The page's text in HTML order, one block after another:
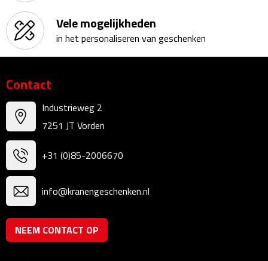
Opbergtasjes
Koffersloten
Bagageriemen
Bagagelabels
Reiskussens
Reisstekkers
Reissetjes
Vele mogelijkheden
in het personaliseren van geschenken
Contact
Industrieweg 2
7251 JT Vorden
+31 (0)85-2006670
info@kranengeschenken.nl
NEEM CONTACT OP